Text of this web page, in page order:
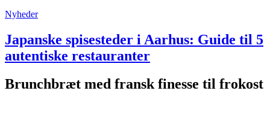
Nyheder
Japanske spisesteder i Aarhus: Guide til 5
autentiske restauranter
Brunchbræt med fransk finesse til frokost